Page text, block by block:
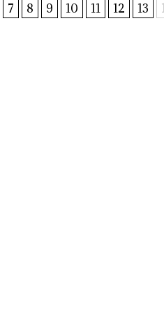
7 8 9 10 11 12 13